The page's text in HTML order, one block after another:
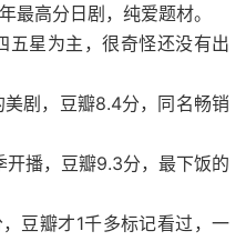
最高分日剧，纯爱题材。
五星为主，很奇怪还没有出
剧，豆瓣8.4分，同名畅销
开播，豆瓣9.3分，最下饭的
豆瓣才1千多标记看过，一